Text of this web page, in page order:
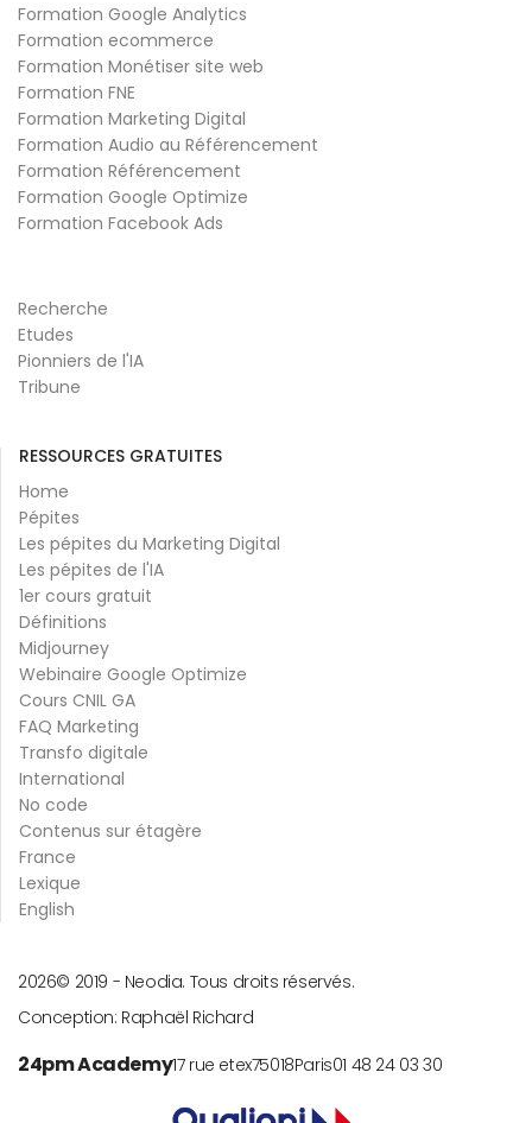
Formation Google Analytics
Formation ecommerce
Formation Monétiser site web
Formation FNE
Formation Marketing Digital
Formation Audio au Référencement
Formation Référencement
Formation Google Optimize
Formation Facebook Ads
Recherche
Etudes
Pionniers de l'IA
Tribune
RESSOURCES GRATUITES
Home
Pépites
Les pépites du Marketing Digital
Les pépites de l'IA
1er cours gratuit
Définitions
Midjourney
Webinaire Google Optimize
Cours CNIL GA
FAQ Marketing
Transfo digitale
International
No code
Contenus sur étagère
France
Lexique
English
© 2019 -
2026
Neodia. Tous droits réservés.
Conception: Raphaël Richard
24pm Academy17 rue etex75018Paris01 48 24 03 30